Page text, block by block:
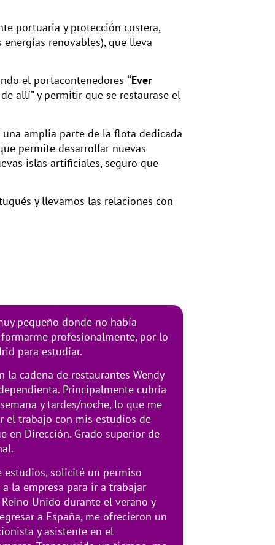
portuaria y protección costera,
renovables), que lleva
el portacontenedores “Ever
allí” y permitir que se restaurase el
amplia parte de la flota dedicada
permite desarrollar nuevas
islas artificiales, seguro que
y llevamos las relaciones con
pequeño donde no había
profesionalmente, por lo
para estudiar.
la cadena de restaurantes Wendy
Principalmente cubría
y tardes/noche, lo que me
el trabajo con mis estudios de
en Dirección. Grado superior de
solicité un permiso
la empresa para ir a trabajar
Unido durante el verano y
a España, me ofrecieron un
y asistente en el